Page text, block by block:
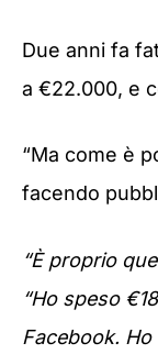
Due anni fa
a €22.000, e
“Ma come è
facendo
“È proprio
“Ho speso
Facebook.